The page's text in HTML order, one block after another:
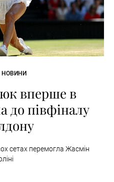
вперше в
до півфіналу
сетах перемогла Жасмін